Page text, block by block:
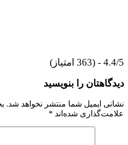
4.4/5 - (363 امتیاز)
دیدگاهتان را بنویسید
نشانی ایمیل شما منتشر نخواهد شد.
علامت‌گذاری شده‌اند *